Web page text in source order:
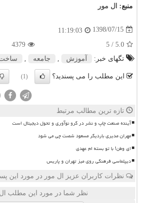
منبع: ال مور
1398/07/15
11:19:03
5.0
/ 5
4379
تگهای خبر:
آموزش جامعه
این مطلب را می پسندید؟ (1)
تازه ترین مطالب مرتبط
آینده صنعت چاپ و نشر در گرو نوآوری و تحول دیجیتال است
مهران مدیری باردیگر مسعود شصت چی می شود
ای وطن! با تو بسته ام عهدی
دیپلماسی فرهنگی روی میز تهران و پاریس
نظرات کاربران عزیز ال مور در مورد این
نظر شما در مورد این مطلب